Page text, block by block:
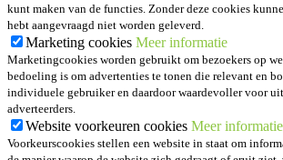
kunt maken van de functies. Zonder deze cookies
hebt aangevraagd niet worden geleverd.
Marketing cookies Meer informatie
Marketingcookies worden gebruikt om bezoekers op
bedoeling is om advertenties te tonen die relevant en
individuele gebruiker en daardoor waardevoller voor
adverteerders.
Website voorkeuren cookies Meer informatie
Voorkeurscookies stellen een website in staat om